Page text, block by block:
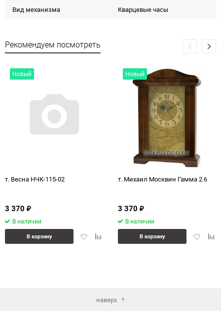
Вид механизма Кварцевые часы
Рекомендуем посмотреть
Новый
т. Весна НЧК-115-02
3 370 ₽
В наличии
ДобавитьДобавить
В корзину
Новый
т. Михаил Москвин Гамма 2.6
3 370 ₽
В наличии
В корзину
наверх